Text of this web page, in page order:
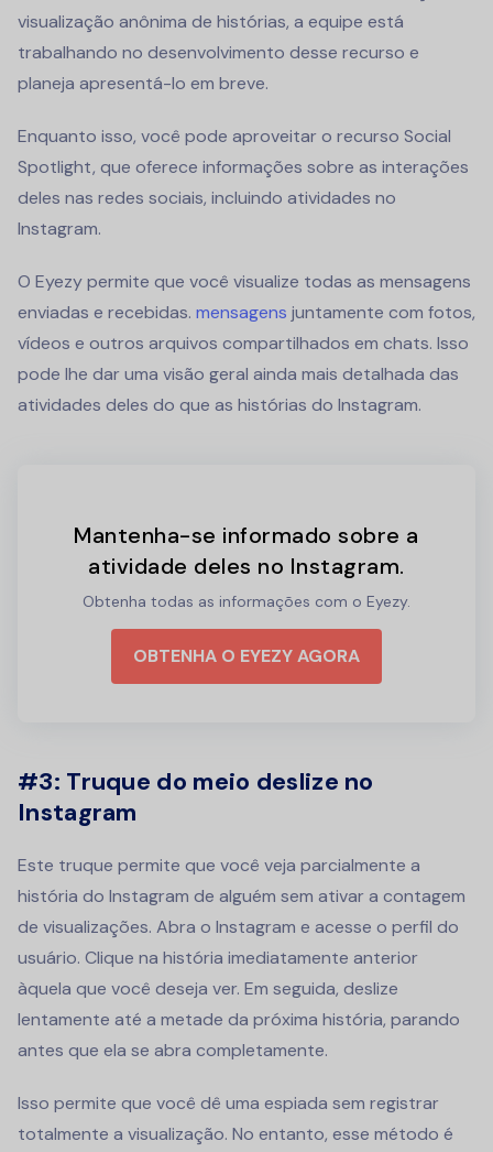
visualização anônima de histórias, a equipe está
trabalhando no desenvolvimento desse recurso e
planeja apresentá-lo em breve.
Enquanto isso, você pode aproveitar o recurso Social
Spotlight, que oferece informações sobre as interações
deles nas redes sociais, incluindo atividades no
Instagram.
O Eyezy permite que você visualize todas as mensagens
enviadas e recebidas. mensagens juntamente com fotos,
vídeos e outros arquivos compartilhados em chats. Isso
pode lhe dar uma visão geral ainda mais detalhada das
atividades deles do que as histórias do Instagram.
Mantenha-se informado sobre a
atividade deles no Instagram.
Obtenha todas as informações com o Eyezy.
OBTENHA O EYEZY AGORA
#3: Truque do meio deslize no
Instagram
Este truque permite que você veja parcialmente a
história do Instagram de alguém sem ativar a contagem
de visualizações. Abra o Instagram e acesse o perfil do
usuário. Clique na história imediatamente anterior
àquela que você deseja ver. Em seguida, deslize
lentamente até a metade da próxima história, parando
antes que ela se abra completamente.
Isso permite que você dê uma espiada sem registrar
totalmente a visualização. No entanto, esse método é